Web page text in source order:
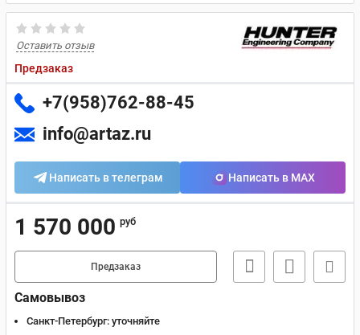
Оставить отзыв
Предзаказ
+7(958)762-88-45
info@artaz.ru
Написать в телеграм Написать в MAX
1 570 000 руб
Предзаказ
Самовывоз
Санкт-Петербург: уточняйте